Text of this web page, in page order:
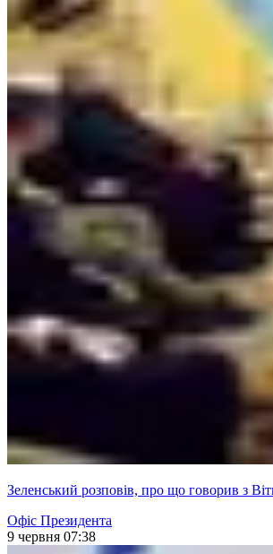
Зеленський розповів, про що говорив з
Офіс Президента
9 червня 07:38